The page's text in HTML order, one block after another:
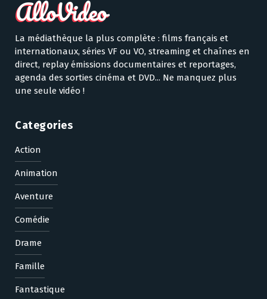
La médiathèque la plus complète : films français et
internationaux, séries VF ou VO, streaming et chaînes en
direct, replay émissions documentaires et reportages,
agenda des sorties cinéma et DVD... Ne manquez plus
une seule vidéo !
Categories
Action
Animation
Aventure
Comédie
Drame
Famille
Fantastique